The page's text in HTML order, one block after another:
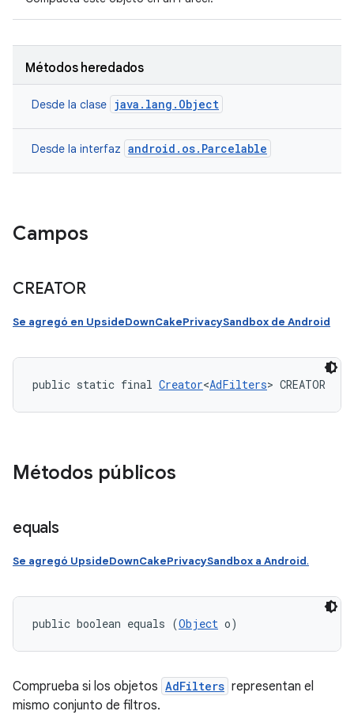
Métodos heredados
Desde la clase java.lang.Object
Desde la interfaz android.os.Parcelable
Campos
CREATOR
Se agregó en UpsideDownCakePrivacySandbox de Android
public static final Creator<AdFilters> CREATOR
Métodos públicos
equals
Se agregó UpsideDownCakePrivacySandbox a Android.
public boolean equals (Object o)
Comprueba si los objetos AdFilters representan el
mismo conjunto de filtros.